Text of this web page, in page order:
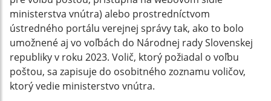
ministerstva vnútra) alebo prostredníctvom
ústredného portálu verejnej správy tak, ako to bolo
umožnené aj vo voľbách do Národnej rady Slovenskej
republiky v roku 2023. Volič, ktorý požiadal o voľbu
poštou, sa zapisuje do osobitného zoznamu voličov,
ktorý vedie ministerstvo vnútra.